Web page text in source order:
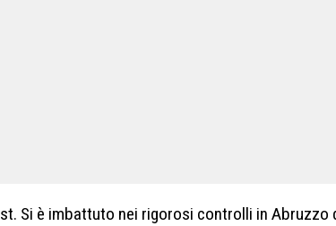
Si è imbattuto nei rigorosi controlli in Abruzzo